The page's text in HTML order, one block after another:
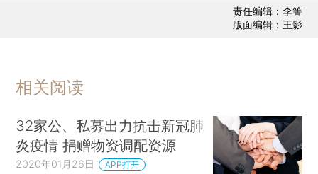
责任编辑：李箐
版面编辑：王影
相关阅读
32家公、私募出力抗击新冠肺
炎疫情 捐赠物资调配资源
2020年01月26日 APP打开